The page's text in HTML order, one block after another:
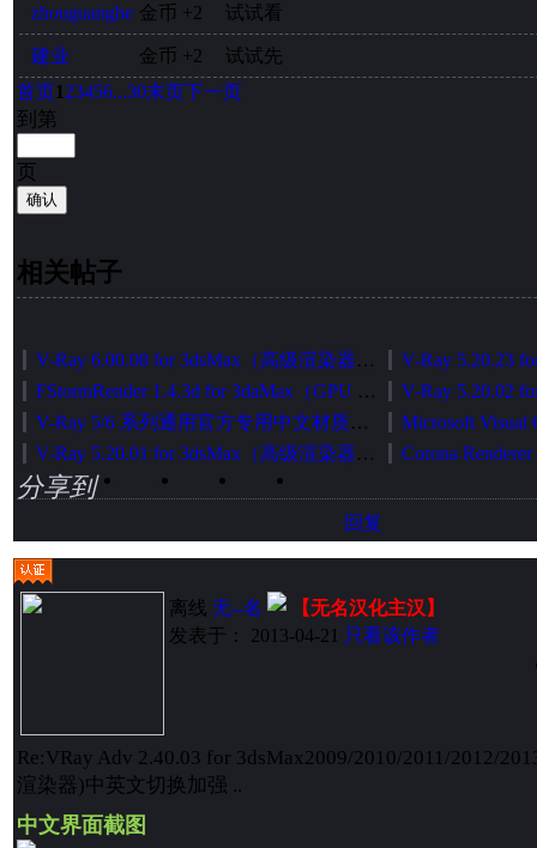
zhouguanghe 金币 +2 试试看
建业 金币 +2
试试先
首页1 23456...30末页下一页
到第
页
确认
相关帖子
V-Ray 6.00.08 for 3dsMax（高级渲染器）中英文切换加强版（官方正式发布版）
FStormRender 1.4.3d for 3daMax（GPU 无偏渲染器）简体中文版[智能安装版]
V-Ray 5/6 系列通用官方专用中文材质库智能安装包
V-Ray 5.20.01 for 3dsMax（高级渲染器）中英文切换加强版（官方正式发布版）
分享到
回复
离线 无--名
【无名汉化主汉】
发表于： 2013-04-21 只看该作者
Re:VRay Adv 2.40.03 for 3dsMax2009/2010/2011/2012/
渲染器)中英文切换加强 ..
中文界面截图